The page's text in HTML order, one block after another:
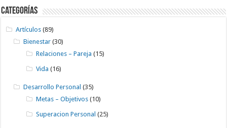
Categorías
Artículos (89)
Bienestar (30)
Relaciones – Pareja (15)
Vida (16)
Desarrollo Personal (35)
Metas – Objetivos (10)
Superacion Personal (25)